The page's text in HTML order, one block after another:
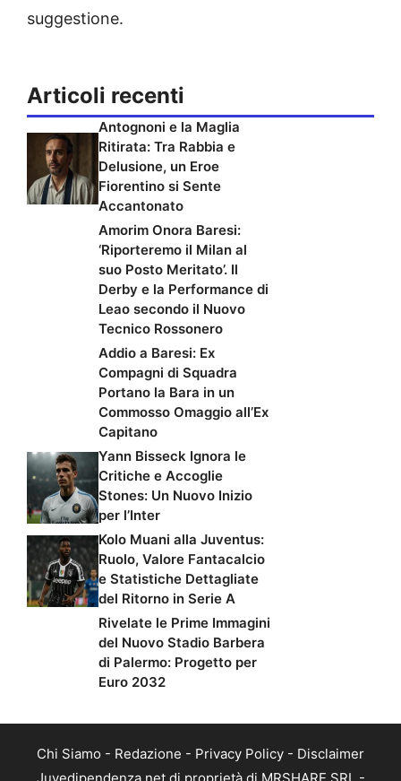
suggestione.
Articoli recenti
Antognoni e la Maglia
Ritirata: Tra Rabbia e
Delusione, un Eroe
Fiorentino si Sente
Accantonato
Amorim Onora Baresi:
‘Riporteremo il Milan al
suo Posto Meritato’. Il
Derby e la Performance di
Leao secondo il Nuovo
Tecnico Rossonero
Addio a Baresi: Ex
Compagni di Squadra
Portano la Bara in un
Commosso Omaggio all’Ex
Capitano
Yann Bisseck Ignora le
Critiche e Accoglie
Stones: Un Nuovo Inizio
per l’Inter
Kolo Muani alla Juventus:
Ruolo, Valore Fantacalcio
e Statistiche Dettagliate
del Ritorno in Serie A
Rivelate le Prime Immagini
del Nuovo Stadio Barbera
di Palermo: Progetto per
Euro 2032
Chi Siamo - Redazione - Privacy Policy - Disclaimer